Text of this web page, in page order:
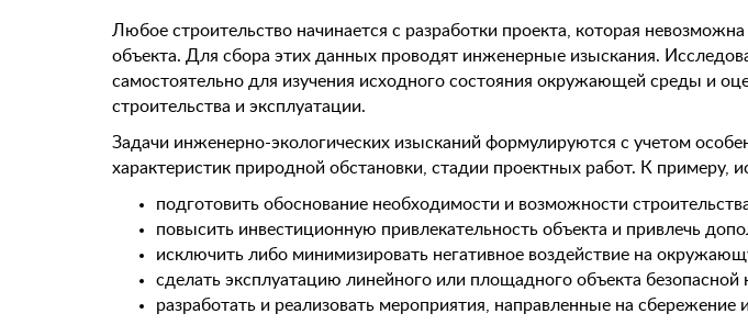
Любое строительство начинается с разработки проекта, которая
объекта. Для сбора этих данных проводят инженерные изыскания.
самостоятельно для изучения исходного состояния окружающей среды и
строительства и эксплуатации.
Задачи инженерно-экологических изысканий формулируются с учетом
характеристик природной обстановки, стадии проектных работ. К примеру,
подготовить обоснование необходимости и возможности
повысить инвестиционную привлекательность объекта и привлечь
исключить либо минимизировать негативное воздействие на
сделать эксплуатацию линейного или площадного объекта безопасной
разработать и реализовать мероприятия, направленные на сбережение